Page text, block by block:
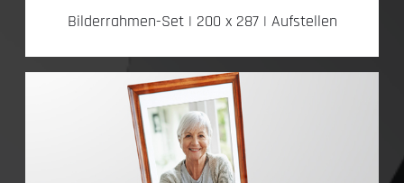
Bilderrahmen-Set | 200 x 287 | Aufstellen